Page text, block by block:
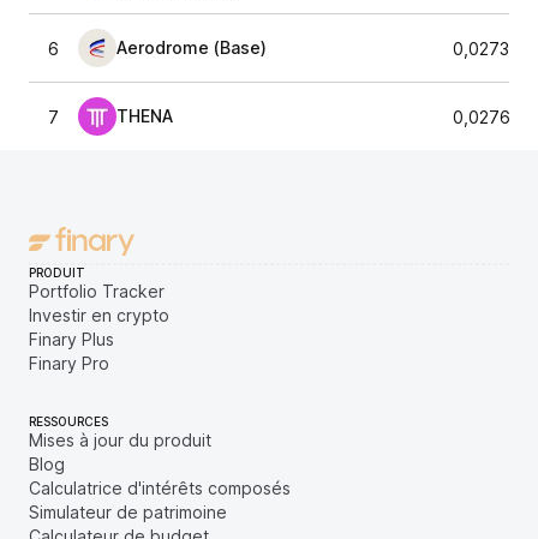
6 Aerodrome (Base)
7 THENA
PRODUIT
Portfolio Tracker
Investir en crypto
Finary Plus
Finary Pro
RESSOURCES
Mises à jour du produit
Blog
Calculatrice d'intérêts composés
Simulateur de patrimoine